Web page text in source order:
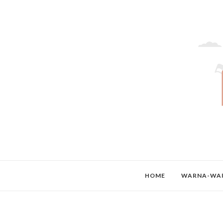
HOME WARNA-